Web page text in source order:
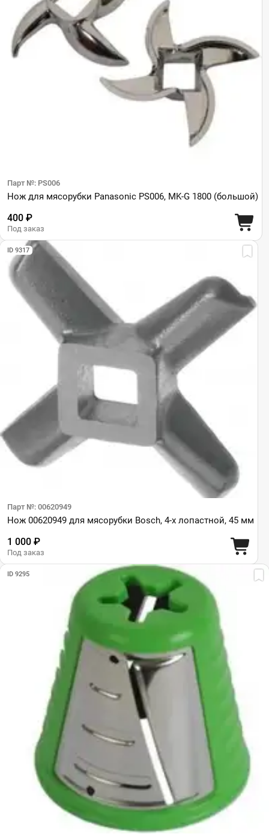
Парт №: PS006
Нож для мясорубки Panasonic PS006, MK-G 1800 (большой)
400 ₽
Под заказ
ID 9317
Парт №: 00620949
Нож 00620949 для мясорубки Bosch, 4-х лопастной, 45 мм
1 000 ₽
Под заказ
ID 9295